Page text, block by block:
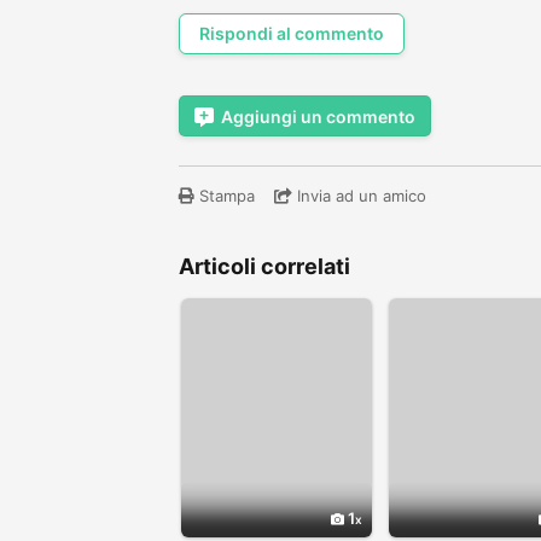
Rispondi al commento
Aggiungi un commento
Stampa Invia ad un amico
Articoli correlati
1